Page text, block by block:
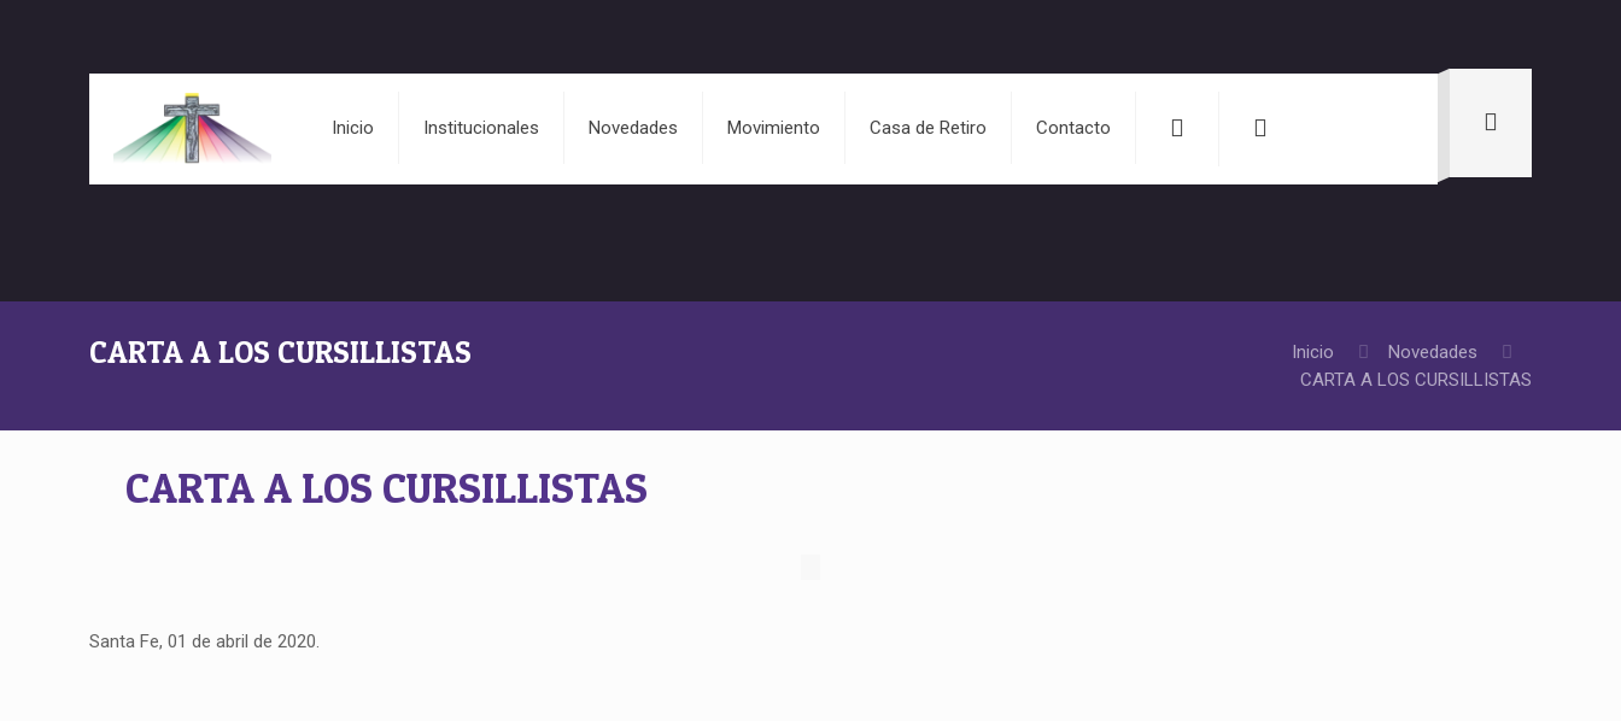
Inicio Institucionales Novedades Movimiento Casa de Retiro Contacto
CARTA A LOS CURSILLISTAS Inicio
Novedades
CARTA A LOS CURSILLISTAS
CARTA A LOS CURSILLISTAS
Santa Fe, 01 de abril de 2020.